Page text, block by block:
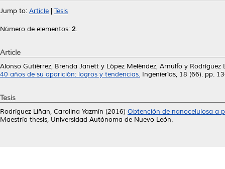
Jump to: Article Tesis
Número de elementos: 2.
Article
Alonso Gutiérrez, Brenda Janett y López Meléndez, Arnulfo y Rodríguez
40 años de su aparición: logros y tendencias. Ingenierías, 18 (66). pp.
Tesis
Rodríguez Liñan, Carolina Yazmín (2016) Obtención de nanocelulosa a
Maestría thesis, Universidad Autónoma de Nuevo León.